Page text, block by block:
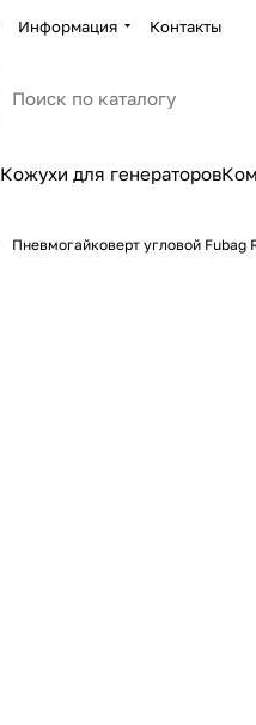
Информация Контакты
Кожухи для генераторов
Пневмогайковерт угловой Fubag